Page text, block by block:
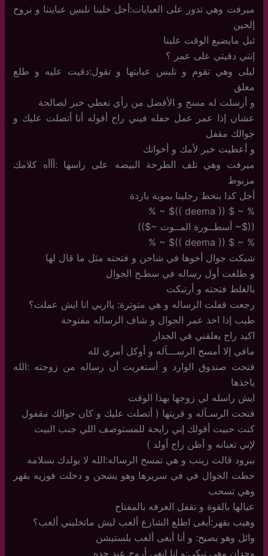
ميرفت وهي تدور على العبايات:أجل خلينا نلبس عبايتنا و نروح
إلحين
ئبل مايضيع الوقت علينا
إنتي دقيتي على عمر ؟
ليلى وهي تقوم و تلبس عبايتها و تقول:دقيت عليه و طلع
مغلق
و أرسلت له مسج و الأفضل من رأي نعطي خبر لصالحة
عشان إذا عمر عمل حفله فيني راح أقوله أنا أتصلت عليك و
جوالك مقفل
و أعطيت خبر لأمك و أخواتك
ميرفت وهي تلف الطرحة البيضه على راسها :أأأه كلامك
مزبوط
أجل كدا بنحط رجلينا بمويه باردة
% ~ $ (( deema ))$ ~ %
(($~ أسطــورة المــوت ~$))
% ~ $ (( deema ))$ ~ %
شبكت جوال أخوها في شاحن و فتحته مثل ما قال لها
و طلعت أول رساله في سطـح الجوال
بالغلط فتحته و أرتبكت
رجعت قفلت الرساله و هي متوترة: يااربي انا ايش عملت؟
طيب إذا اخذ عمر الجوال و شاف الرساله مفتوحة
اكيد راح يعلقني في الجدار
مافي إلا أمسح الرســـآله و أوكل أمري لله
فتحت صندوق الوارد و أستغربت أن رساله من زوجته :الله
ياخذها
ايش راسله لي زوجها بهذا الوقت
فتحت الرسـآله و قريتها ( أتصلت عليك و كان جوالك مقفول
كنت حبيت أقولك إني رايحة للمستوصف اللي جنب البيت
لإني تعبانه و أظن راح أولد )
ببرود قالت زينب و هي تمسح الرساله:الله لا يولدك بسلامه
حطت الجوال في في سريرها وهو يشحن و دخلت فوزيه بقهر
وهي تسحب
عيالها بالقوة و تقفل الغرفه بالمفتاح
وهيب بقهر:أبغى اطلع الشارع ألعب ليش ماتخليني ألعب؟
وائل وهو يصيح: و أنا أبغى ألعب بلستيشن
وجدان وهي تبكي:و انا ابغى أروح عند جده